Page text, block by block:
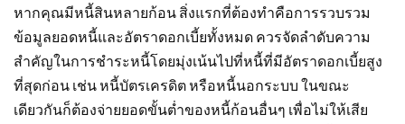
หากคุณมีหนี้สินหลายก้อน สิ่งแรกที่ต้องทำคือการรวบรวม
ข้อมูลยอดหนี้และอัตราดอกเบี้ยทั้งหมด ควรจัดลำดับความ
สำคัญในการชำระหนี้โดยมุ่งเน้นไปที่หนี้ที่มีอัตราดอกเบี้ยสูง
ที่สุดก่อน เช่น หนี้บัตรเครดิต หรือหนี้นอกระบบ ในขณะ
เดียวกันก็ต้องจ่ายยอดขั้นต่ำของหนี้ก้อนอื่นๆ เพื่อไม่ให้เสีย